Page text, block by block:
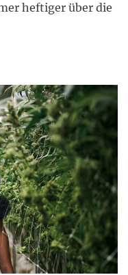
heftiger über die